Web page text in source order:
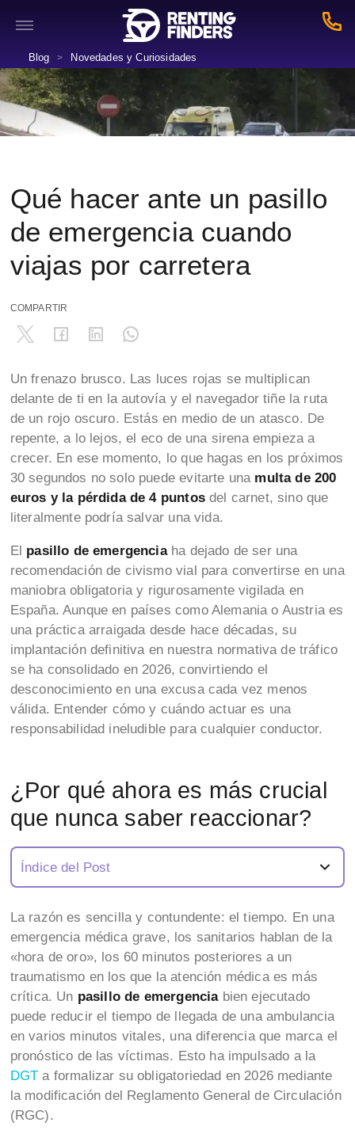
Blog > Novedades y Curiosidades
Qué hacer ante un pasillo
de emergencia cuando
viajas por carretera
COMPARTIR
Un frenazo brusco. Las luces rojas se multiplican
delante de ti en la autovía y el navegador tiñe la ruta
de un rojo oscuro. Estás en medio de un atasco. De
repente, a lo lejos, el eco de una sirena empieza a
crecer. En ese momento, lo que hagas en los próximos
30 segundos no solo puede evitarte una multa de 200
euros y la pérdida de 4 puntosdel carnet, sino que
literalmente podría salvar una vida.
El pasillo de emergenciaha dejado de ser una
recomendación de civismo vial para convertirse en una
maniobra obligatoria y rigurosamente vigilada en
España. Aunque en países como Alemania o Austria es
una práctica arraigada desde hace décadas, su
implantación definitiva en nuestra normativa de tráfico
se ha consolidado en 2026, convirtiendo el
desconocimiento en una excusa cada vez menos
válida. Entender cómo y cuándo actuar es una
responsabilidad ineludible para cualquier conductor.
¿Por qué ahora es más crucial
que nunca saber reaccionar?
Índice del Post
La razón es sencilla y contundente: el tiempo. En una
emergencia médica grave, los sanitarios hablan de la
«hora de oro», los 60 minutos posteriores a un
traumatismo en los que la atención médica es más
crítica. Un pasillo de emergenciabien ejecutado
puede reducir el tiempo de llegada de una ambulancia
en varios minutos vitales, una diferencia que marca el
pronóstico de las víctimas. Esto ha impulsado a la
DGT a formalizar su obligatoriedad en 2026 mediante
la modificación del Reglamento General de Circulación
(RGC).